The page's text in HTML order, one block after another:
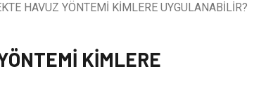
HAVUZ YÖNTEMİ KİMLERE UYGULANABİLİR?
KİMLERE